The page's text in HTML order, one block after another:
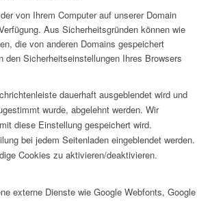
von Ihrem Computer auf unserer Domain
Aus Sicherheitsgründen können wie
die von anderen Domains gespeichert
den Sicherheitseinstellungen Ihres Browsers
dauerhaft ausgeblendet wird und
wurde, abgelehnt werden. Wir
diese Einstellung gespeichert wird.
bei jedem Seitenladen eingeblendet werden.
Cookies zu aktivieren/deaktivieren.
externe Dienste wie Google Webfonts, Google